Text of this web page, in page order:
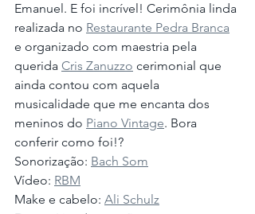
Emanuel. E foi incrível! Cerimônia linda
realizada no Restaurante Pedra Branca
e organizado com maestria pela
querida Cris Zanuzzo cerimonial que
ainda contou com aquela
musicalidade que me encanta dos
meninos do Piano Vintage. Bora
conferir como foi!?
Sonorização: Bach Som
Vídeo: RBM
Make e cabelo: Ali Schulz